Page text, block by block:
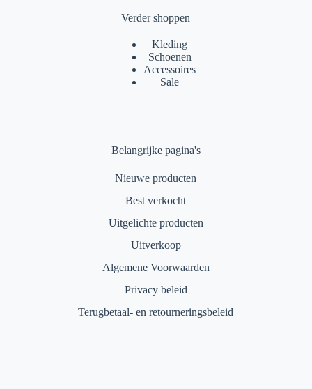
Verder shoppen
Kleding
Schoenen
Accessoires
Sale
Belangrijke pagina's
Nieuwe producten
Best verkocht
Uitgelichte producten
Uitverkoop
Algemene Voorwaarden
Privacy beleid
Terugbetaal- en retourneringsbeleid